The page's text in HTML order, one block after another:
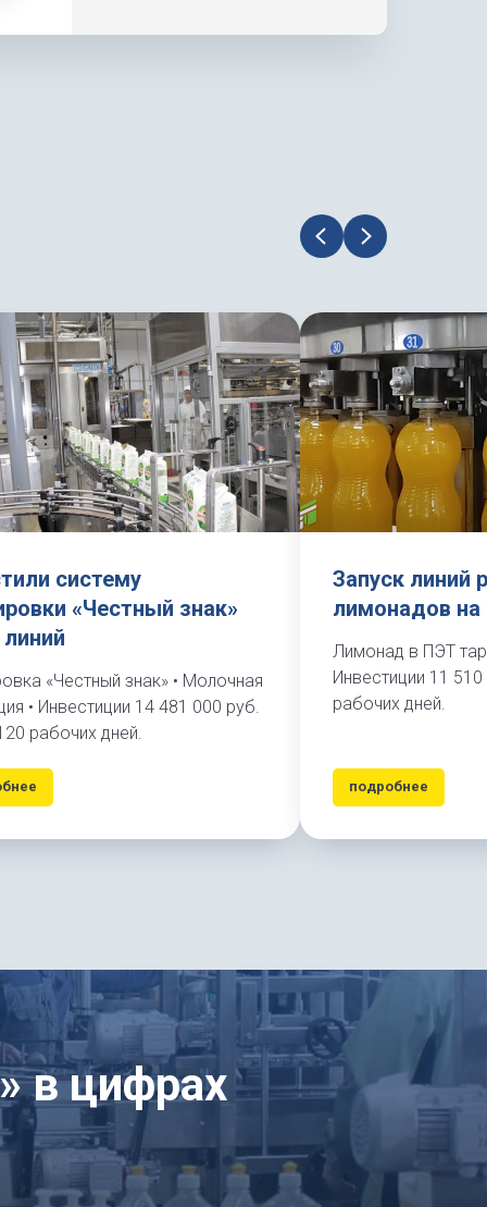
систему
«Честный знак»
«Честный знак» • Молочная
• Инвестиции 14 481 000 руб.
рабочих дней.
Запуск линий
лимонадов на
Лимонад в ПЭТ
Инвестиции 11
рабочих дней.
подробнее
в цифрах